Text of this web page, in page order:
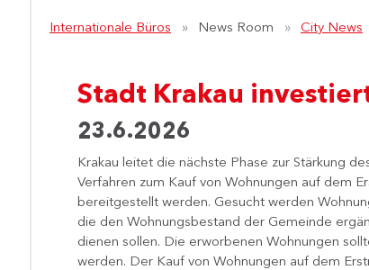
Internationale Büros News Room City News
Stadt Krakau
23.6.2026
Krakau leitet die nächste Phase zur Stärkung
Verfahren zum Kauf von Wohnungen auf dem
bereitgestellt werden. Gesucht werden
die den Wohnungsbestand der Gemeinde
dienen sollen. Die erworbenen Wohnungen
werden. Der Kauf von Wohnungen auf dem